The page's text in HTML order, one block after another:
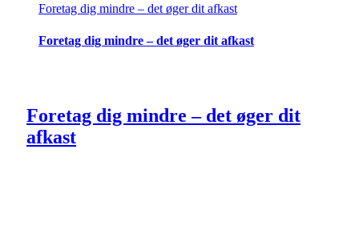
Foretag dig mindre – det øger dit afkast
Foretag dig mindre – det øger dit afkast
Foretag dig mindre – det øger dit
afkast